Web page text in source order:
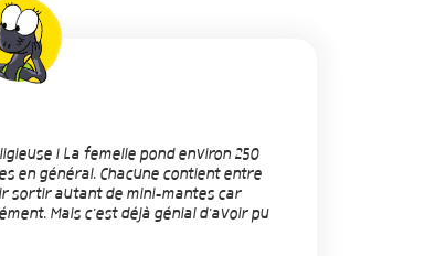
! La femelle pond environ 250
en général. Chacune contient entre
sortir autant de mini-mantes car
Mais c'est déjà génial d'avoir pu